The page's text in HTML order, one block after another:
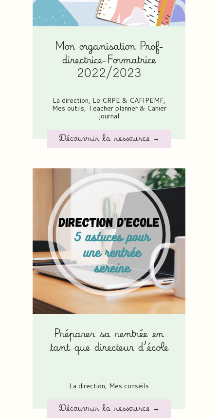
Mon organisation Prof-
directrice-Formatrice
2022/2023
La direction, Le CRPE & CAFIPEMF,
Mes outils, Teacher planner & Cahier
journal
Découvrir la ressource →
Préparer sa rentrée en
tant que directeur d’école
La direction, Mes conseils
Découvrir la ressource →